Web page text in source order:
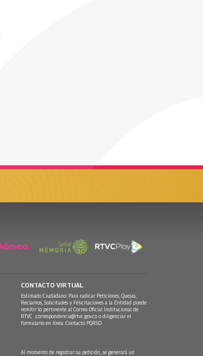
CONTACTO VIRTUAL
Estimado Ciudadano: Para radicar Peticiones, Quejas,
Reclamos, Solicitudes y Felicitaciones a la Entidad puede
remitir lo pertinente al Correo Oficial Institucional de
RTVC correspondencia@rtvc.gov.co o diligenciar el
formulario en línea: Contacto PQRSD.
Al momento de registrar su petición, se generará un